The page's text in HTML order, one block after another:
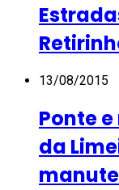
13/08/2015
Ponte
da